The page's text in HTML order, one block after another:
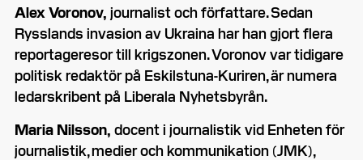
Alex Voronov, journalist och författare. Sedan
Rysslands invasion av Ukraina har han gjort flera
reportageresor till krigszonen. Voronov var tidigare
politisk redaktör på Eskilstuna-Kuriren, är numera
ledarskribent på Liberala Nyhetsbyrån.
Maria Nilsson, docent i journalistik vid Enheten för
journalistik, medier och kommunikation (JMK),